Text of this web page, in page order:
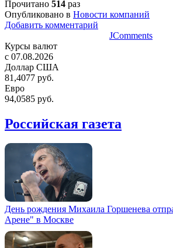
Прочитано 514 раз
Опубликовано в Новости компаний
Добавить комментарий
JComments
Курсы валют
c 07.08.2026
Доллар США
81,4077 руб.
Евро
94,0585 руб.
Российская газета
День рождения Михаила Горшенева
Арене" в Москве